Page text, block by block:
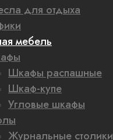
для отдыха
мебель
Шкафы распашные
Шкаф-купе
Угловые шкафы
Журнальные столики